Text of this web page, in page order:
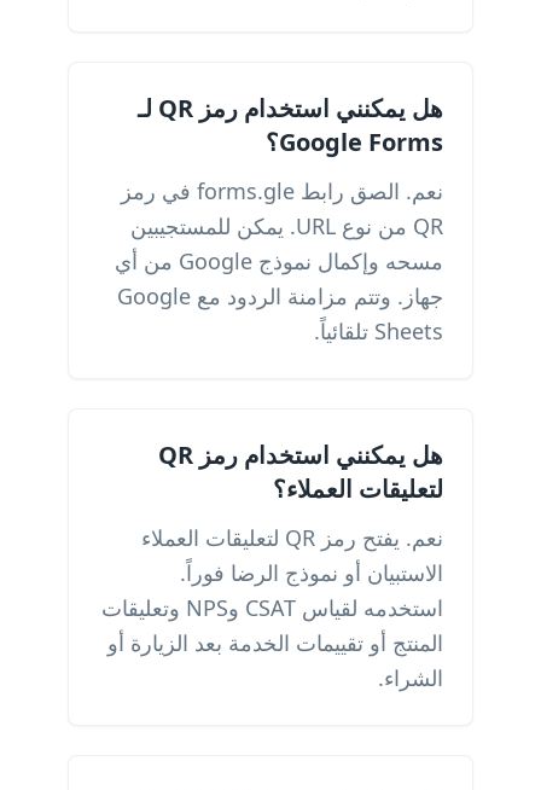
هل يمكنني استخدام رمز QR لـ
Google Forms؟
نعم. الصق رابط forms.gle في رمز
QR من نوع URL. يمكن للمستجيبين
مسحه وإكمال نموذج Google من أي
جهاز. وتتم مزامنة الردود مع Google
Sheets تلقائياً.
هل يمكنني استخدام رمز QR
لتعليقات العملاء؟
نعم. يفتح رمز QR لتعليقات العملاء
الاستبيان أو نموذج الرضا فوراً.
استخدمه لقياس CSAT وNPS وتعليقات
المنتج أو تقييمات الخدمة بعد الزيارة أو
الشراء.